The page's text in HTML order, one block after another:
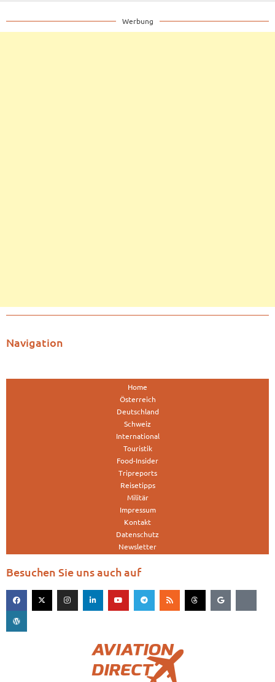
Werbung
Navigation
Home
Österreich
Deutschland
Schweiz
International
Touristik
Food-Insider
Tripreports
Reisetipps
Militär
Impressum
Kontakt
Datenschutz
Newsletter
Besuchen Sie uns auch auf